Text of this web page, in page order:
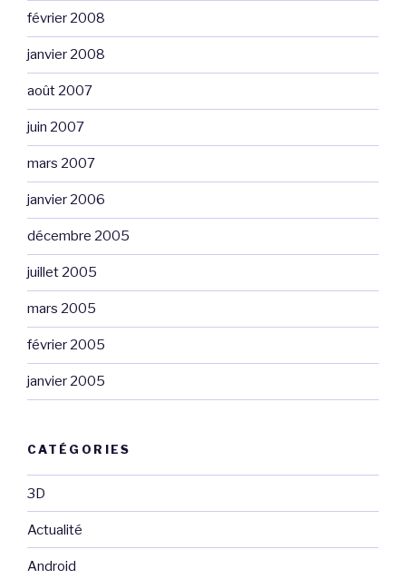
février 2008
janvier 2008
août 2007
juin 2007
mars 2007
janvier 2006
décembre 2005
juillet 2005
mars 2005
février 2005
janvier 2005
CATÉGORIES
3D
Actualité
Android